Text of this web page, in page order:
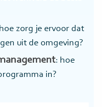
zorg je ervoor dat
uit de omgeving?
: hoe
in?